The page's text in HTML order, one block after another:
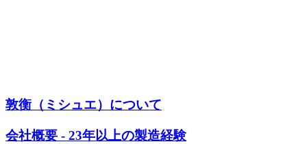
敦衡（ミシュエ）について
会社概要 - 23年以上の製造経験